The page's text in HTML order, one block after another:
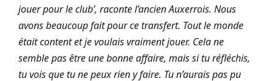
jouer pour le club’, raconte l’ancien Auxerrois. Nous
avons beaucoup fait pour ce transfert. Tout le monde
était content et je voulais vraiment jouer. Cela ne
semble pas être une bonne affaire, mais si tu réfléchis,
tu vois que tu ne peux rien y faire. Tu n’aurais pas pu